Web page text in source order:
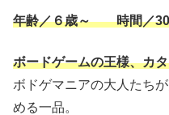
年齢／６歳～ 時間／
ボードゲームの王様、カ
ボドゲマニアの大人たち
める一品。